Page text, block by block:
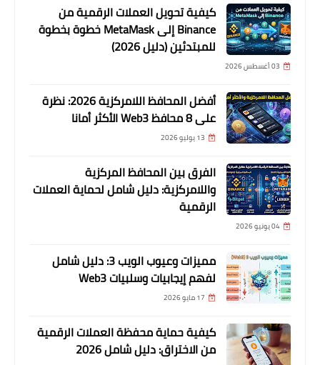
كيفية تحويل العملات الرقمية من
Binance إلى MetaMask خطوة بخطوة
للمبتدئين (دليل 2026)
03 أغسطس 2026
أفضل المحافظ اللامركزية 2026: نظرة
على 8 محافظ Web3 الأكثر أمانا
13 يوليو 2026
الفرق بين المحافظ المركزية
واللامركزية: دليل شامل لحماية العملات
الرقمية
04 يونيو 2026
مميزات وعيوب الويب 3: دليل شامل
لفهم إيجابيات وسلبيات Web3
17 مايو 2026
كيفية حماية محفظة العملات الرقمية
من الاختراق: دليل شامل 2026